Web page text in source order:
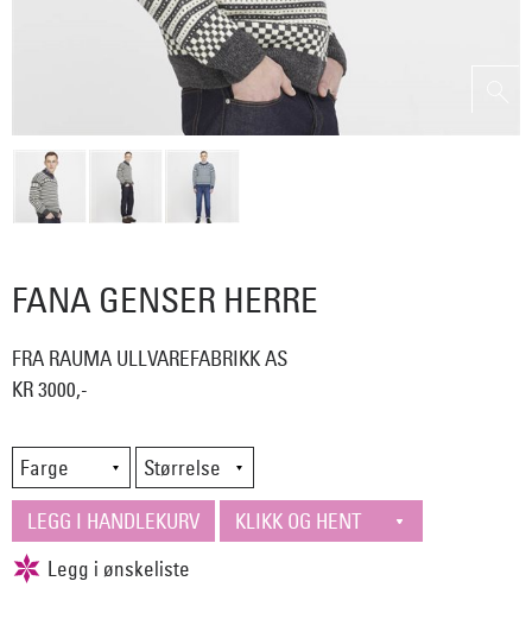
FANA GENSER HERRE
FRA RAUMA ULLVAREFABRIKK AS
KR 3000,-